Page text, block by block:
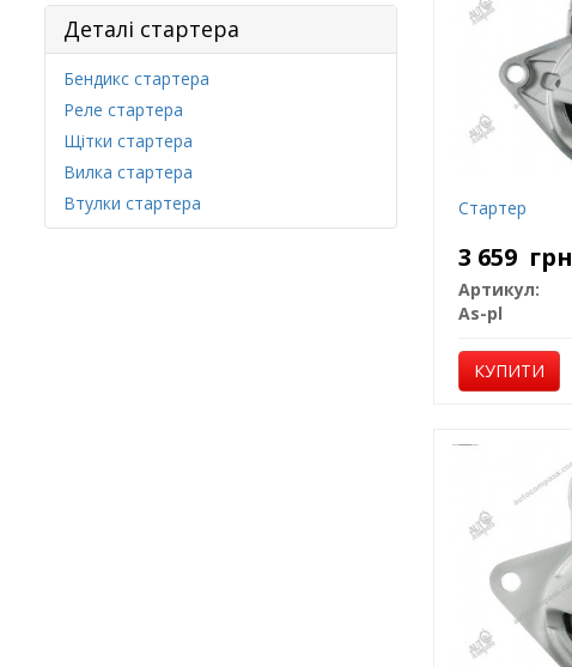
Деталі стартера
Бендикс стартера
Реле стартера
Щітки стартера
Вилка стартера
Втулки стартера
Стартер
3 659 грн
Артикул:
As-pl
КУПИТИ